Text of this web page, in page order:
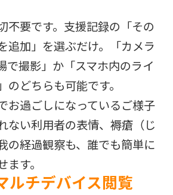
不要です。支援記録の「その
追加」を選ぶだけ。「カメラ
で撮影」か「スマホ内のライ
のどちらも可能です。
お過ごしになっているご様子
ない利用者の表情、褥瘡（じ
の経過観察も、誰でも簡単に
す。
ルチデバイス閲覧